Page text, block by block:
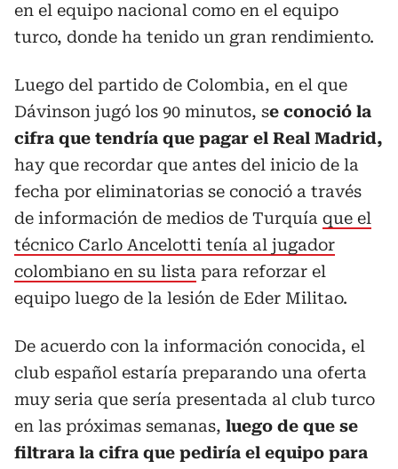
en el equipo nacional como en el equipo
turco, donde ha tenido un gran rendimiento.
Luego del partido de Colombia, en el que
Dávinson jugó los 90 minutos, se conoció la
cifra que tendría que pagar el Real Madrid,
hay que recordar que antes del inicio de la
fecha por eliminatorias se conoció a través
de información de medios de Turquía que el
técnico Carlo Ancelotti tenía al jugador
colombiano en su lista para reforzar el
equipo luego de la lesión de Eder Militao.
De acuerdo con la información conocida, el
club español estaría preparando una oferta
muy seria que sería presentada al club turco
en las próximas semanas, luego de que se
filtrara la cifra que pediría el equipo para